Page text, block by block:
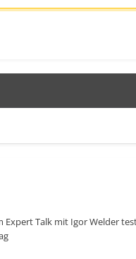
Talk mit Igor Welder